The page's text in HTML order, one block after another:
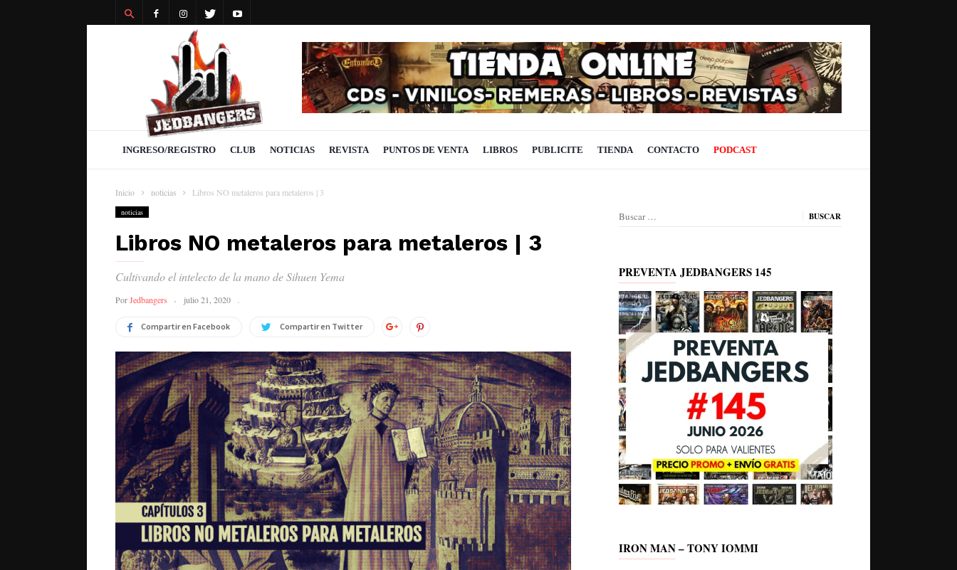
INGRESO/REGISTRO CLUB NOTICIAS REVISTA PUNTOS DE VENTA LIBROS PUBLICITE TIENDA CONTACTO PODCAST
Inicio noticias Libros NO metaleros para metaleros | 3
noticias
Libros NO metaleros para metaleros | 3
Cultivando el intelecto de la mano de Sihuen Yema
PorJedbangers julio 21, 2020
Compartir en Facebook Compartir en Twitter
Buscar:
PREVENTA JEDBANGERS 145
IRON MAN – TONY IOMMI